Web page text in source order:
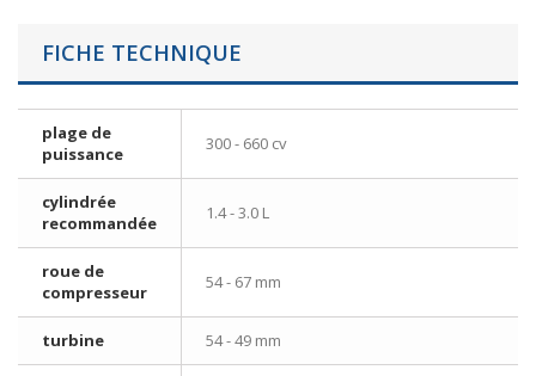
FICHE TECHNIQUE
plage de
puissance
300 - 660 cv
cylindrée
recommandée
1.4 - 3.0 L
roue de
compresseur
54 - 67 mm
turbine 54 - 49 mm